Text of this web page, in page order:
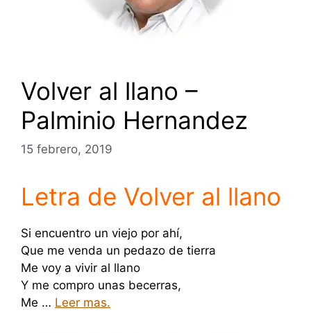
Volver al llano –
Palminio Hernandez
15 febrero, 2019
Letra de Volver al llano
Si encuentro un viejo por ahí,
Que me venda un pedazo de tierra
Me voy a vivir al llano
Y me compro unas becerras,
Me … Leer mas.